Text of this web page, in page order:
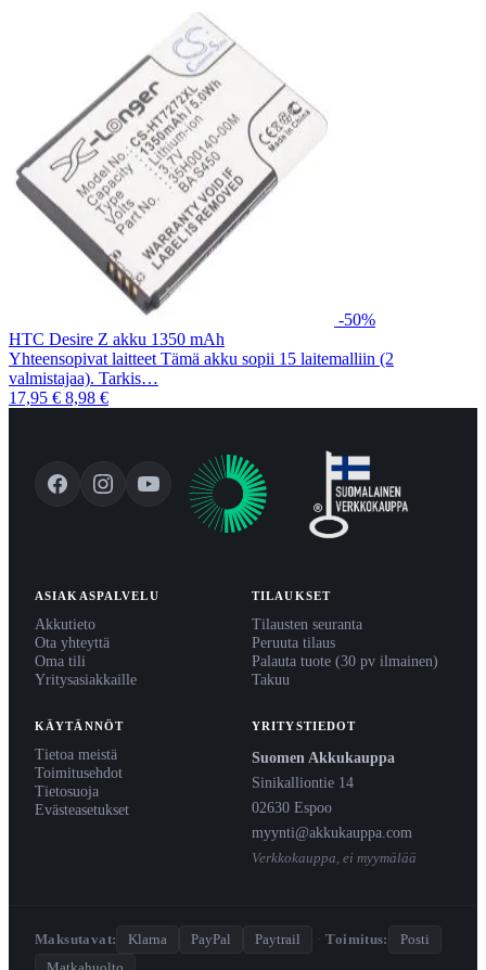
-50%
HTC Desire Z akku 1350 mAh
Yhteensopivat laitteet Tämä akku sopii 15 laitemalliin (2
valmistajaa). Tarkis…
17,95 € 8,98 €
ASIAKASPALVELU
Akkutieto
Ota yhteyttä
Oma tili
Yritysasiakkaille
TILAUKSET
Tilausten seuranta
Peruuta tilaus
Palauta tuote (30 pv ilmainen)
Takuu
KÄYTÄNNÖT
Tietoa meistä
Toimitusehdot
Tietosuoja
Evästeasetukset
YRITYSTIEDOT
Suomen Akkukauppa
Sinikalliontie 14
02630 Espoo
myynti@akkukauppa.com
Verkkokauppa, ei myymälää
Maksutavat: Klarna PayPal Paytrail · Toimitus:
Posti